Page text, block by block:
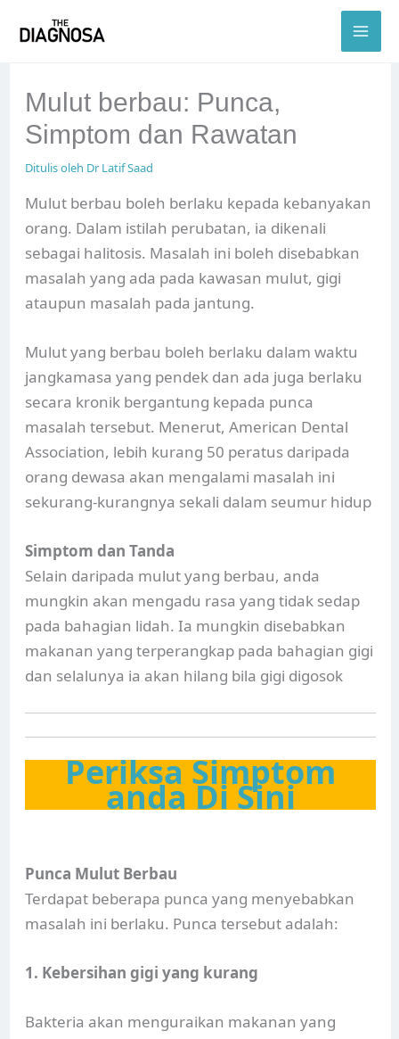
Mulut berbau: Punca,
Simptom dan Rawatan
Ditulis oleh Dr Latif Saad
Mulut berbau boleh berlaku kepada kebanyakan
orang. Dalam istilah perubatan, ia dikenali
sebagai halitosis. Masalah ini boleh disebabkan
masalah yang ada pada kawasan mulut, gigi
ataupun masalah pada jantung.
Mulut yang berbau boleh berlaku dalam waktu
jangkamasa yang pendek dan ada juga berlaku
secara kronik bergantung kepada punca
masalah tersebut. Menerut, American Dental
Association, lebih kurang 50 peratus daripada
orang dewasa akan mengalami masalah ini
sekurang-kurangnya sekali dalam seumur hidup
Simptom dan Tanda
Selain daripada mulut yang berbau, anda
mungkin akan mengadu rasa yang tidak sedap
pada bahagian lidah. Ia mungkin disebabkan
makanan yang terperangkap pada bahagian gigi
dan selalunya ia akan hilang bila gigi digosok
Periksa Simptom
anda Di Sini
Punca Mulut Berbau
Terdapat beberapa punca yang menyebabkan
masalah ini berlaku. Punca tersebut adalah:
1. Kebersihan gigi yang kurang
Bakteria akan menguraikan makanan yang